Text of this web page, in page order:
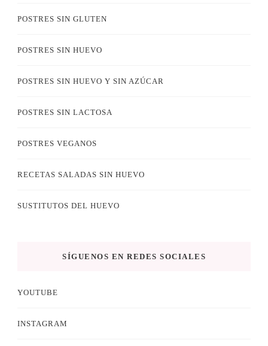
POSTRES SIN GLUTEN
POSTRES SIN HUEVO
POSTRES SIN HUEVO Y SIN AZÚCAR
POSTRES SIN LACTOSA
POSTRES VEGANOS
RECETAS SALADAS SIN HUEVO
SUSTITUTOS DEL HUEVO
SÍGUENOS EN REDES SOCIALES
YOUTUBE
INSTAGRAM